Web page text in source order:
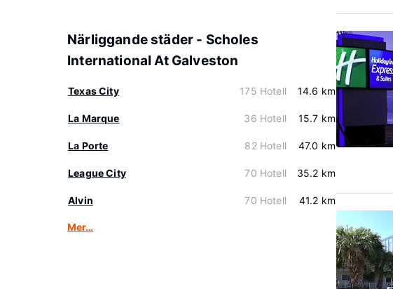
Närliggande städer - Scholes
International At Galveston
Texas City 175 Hotell 14.6 km
La Marque 36 Hotell 15.7 km
La Porte 82 Hotell 47.0 km
League City 70 Hotell 35.2 km
Alvin 70 Hotell 41.2 km
Mer…